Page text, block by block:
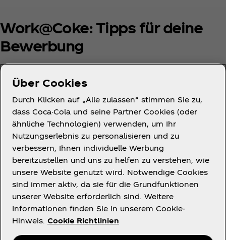
Work@Coke: Tipps für deine
Bewerbung
Die Stellenausschreibung ist wie für dich gemacht?
Dann solltest du dich bei uns bewerben! Hier
geben wir dir hier Tipps, wie du deine Bewerbung
bei Coca‑Cola zum Erfolg führst.
Mehr erfahren
Über Cookies
Durch Klicken auf „Alle zulassen“ stimmen Sie zu,
dass Coca-Cola und seine Partner Cookies (oder
ähnliche Technologien) verwenden, um Ihr
Nutzungserlebnis zu personalisieren und zu
verbessern, Ihnen individuelle Werbung
bereitzustellen und uns zu helfen zu verstehen, wie
unsere Website genutzt wird. Notwendige Cookies
sind immer aktiv, da sie für die Grundfunktionen
unserer Website erforderlich sind. Weitere
Informationen finden Sie in unserem Cookie-
Hinweis. Cookie Richtlinien